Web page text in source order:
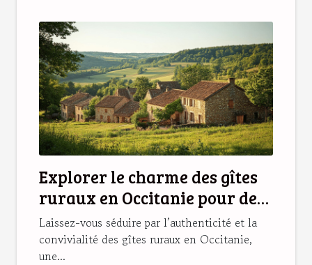
Explorer le charme des gîtes
ruraux en Occitanie pour des
vacances idéales
Laissez-vous séduire par l’authenticité et la
convivialité des gîtes ruraux en Occitanie,
une...